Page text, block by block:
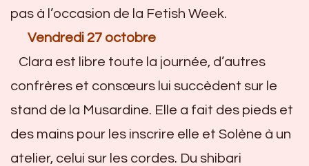
pas à l’occasion de la Fetish Week.
Vendredi 27 octobre
Clara est libre toute la journée, d’autres
confrères et consœurs lui succèdent sur le
stand de la Musardine. Elle a fait des pieds et
des mains pour les inscrire elle et Solène à un
atelier, celui sur les cordes. Du shibari